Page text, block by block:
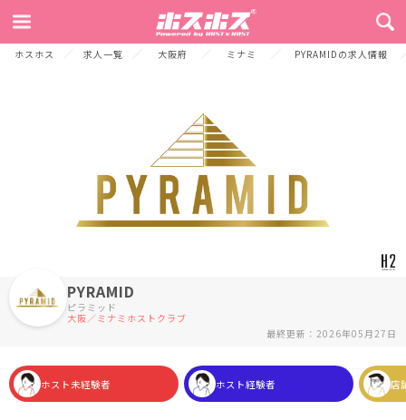
ホスホス 求人一覧 大阪府 ミナミ PYRAMIDの求人情報
TOP お店からのメッセージ 募集要項
PYRAMID
ピラミッド
大阪／ミナミホストクラブ
最終更新：2026年05月27日
ホスト未経験者 ホスト経験者 店